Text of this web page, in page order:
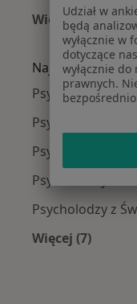
Więcej (15)
Więcej w
Psycholodzy z
Psycholodzy z
Psycholodzy z JP
Psycholodzy z
Psycholodzy z
Więcej (7)
Udział w
będą
wyłącznie w
dotyczące
wyłącznie
prawnych.